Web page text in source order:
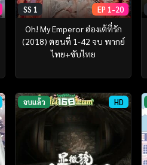
SS 1 EP 1-20
Oh! My Emperor ฮ่องเต้ที่รัก
(2018) ตอนที่ 1-42 จบ พากย์
ไทย+ซับไทย
จบแล้ว HD